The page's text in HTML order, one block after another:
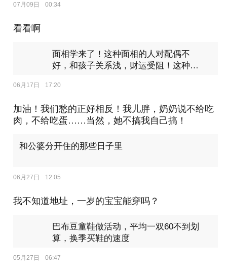
07月09日 00:34
看看啊
面相学来了！这种面相的人对配偶不
好，和孩子关系浅，财运受阻！这种面
06月17日 17:20
加油！我们愁的正好相反！我儿胖，奶奶说不给吃
肉，不给吃蛋……当然，她不搞我自己搞！
和公婆分开住的那些日子里
06月27日 12:05
我不知道地址，一岁的宝宝能穿吗？
巴布豆童鞋做活动，平均一双60不到划
算，换季买鞋的速度
05月27日 06:47